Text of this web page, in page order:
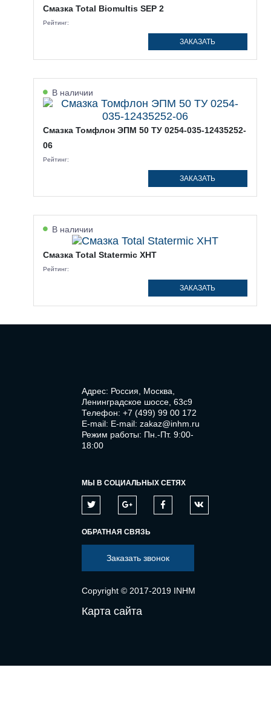
Смазка Total Biomultis SEP 2
Рейтинг:
ЗАКАЗАТЬ
В наличии
Смазка Томфлон ЭПМ 50 ТУ 0254-035-12435252-
06
Рейтинг:
ЗАКАЗАТЬ
В наличии
Смазка Total Statermic XHT
Рейтинг:
ЗАКАЗАТЬ
Адрес: Россия, Москва,
Ленинградское шоссе, 63с9
Телефон: +7 (499) 99 00 172
E-mail: E-mail: zakaz@inhm.ru
Режим работы: Пн.-Пт. 9:00-
18:00
МЫ В СОЦИАЛЬНЫХ СЕТЯХ
ОБРАТНАЯ СВЯЗЬ
Заказать звонок
Copyright © 2017-2019 INHM
Карта сайта